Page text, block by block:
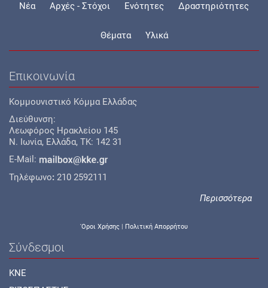
Νέα Αρχές - Στόχοι Ενότητες Δραστηριότητες
Θέματα Υλικά
Επικοινωνία
Κομμουνιστικό Κόμμα Ελλάδας
Διεύθυνση:
Λεωφόρος Ηρακλείου 145
Ν. Ιωνία, Ελλάδα, TK: 142 31
E-Mail:
Τηλέφωνο: 210 2592111
Περισσότερα
'Οροι Χρήσης | Πολιτική Απορρήτου
Σύνδεσμοι
KNE